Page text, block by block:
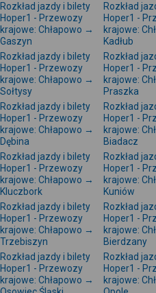
Rozkład jazdy i bilety
Hoper1 - Przewozy
krajowe: Chłapowo →
Gaszyn
Rozkład
Hoper1 -
krajowe:
Kadłub
Rozkład jazdy i bilety
Hoper1 - Przewozy
krajowe: Chłapowo →
Sołtysy
Rozkład
Hoper1 -
krajowe:
Praszka
Rozkład jazdy i bilety
Hoper1 - Przewozy
krajowe: Chłapowo →
Dębina
Rozkład
Hoper1 -
krajowe:
Biadacz
Rozkład jazdy i bilety
Hoper1 - Przewozy
krajowe: Chłapowo →
Kluczbork
Rozkład
Hoper1 -
krajowe:
Kuniów
Rozkład jazdy i bilety
Hoper1 - Przewozy
krajowe: Chłapowo →
Trzebiszyn
Rozkład
Hoper1 -
krajowe:
Bierdzany
Rozkład jazdy i bilety
Hoper1 - Przewozy
krajowe: Chłapowo →
Rozkład
Hoper1 -
krajowe: